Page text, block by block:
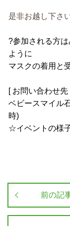
是非お越し下さ
?参加される方
ように
マスクの着用と
[ お問い合わせ先
ベビースマイル
時)
☆イベントの様
前の記